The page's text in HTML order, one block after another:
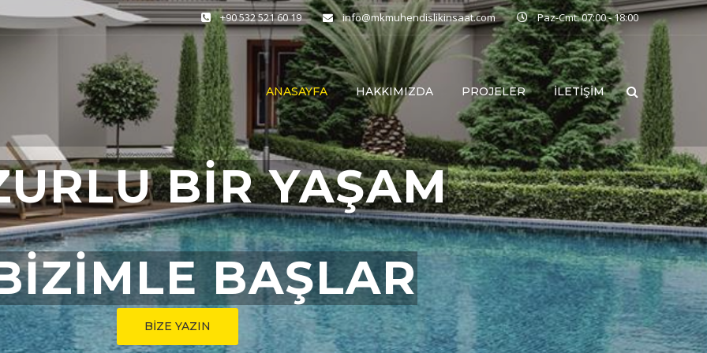
+90 532 521 60 19 info@mkmuhendislikinsaat.com Paz-Cmt: 07:00 - 18:00
ANASAYFA HAKKIMIZDA PROJELER İLETIŞIM
BAŞLAR
BİZE YAZIN
BİR YAŞAM